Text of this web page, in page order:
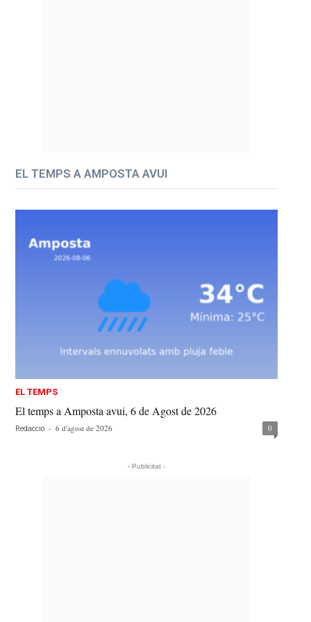
EL TEMPS A AMPOSTA AVUI
EL TEMPS
El temps a Amposta avui, 6 de Agost de 2026
Redacció - 6 d'agost de 2026 0
- Publicitat -